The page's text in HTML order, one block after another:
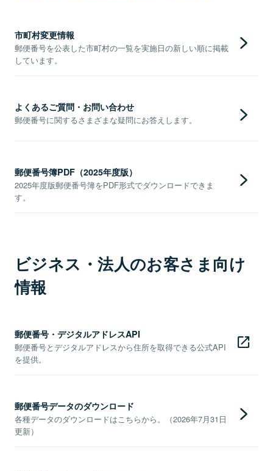
市町村変更情報
郵便番号を公表した市町村の一覧を実施日の新しい順に掲載
しています。
よくあるご質問・お問い合わせ
郵便番号に関するさまざまな疑問にお答えします。
郵便番号簿PDF（2025年度版）
2025年度版郵便番号簿をPDF形式でダウンロードできま
す。
ビジネス・法人のお客さま向け
情報
郵便番号・デジタルアドレスAPI
郵便番号とデジタルアドレスから住所を取得できる公式API
を提供。
郵便番号データのダウンロード
各種データのダウンロードはこちらから。（2026年7月31日
更新）